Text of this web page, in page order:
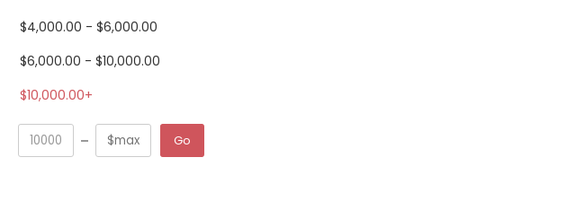
$4,000.00 - $6,000.00
$6,000.00 - $10,000.00
$10,000.00+
Go